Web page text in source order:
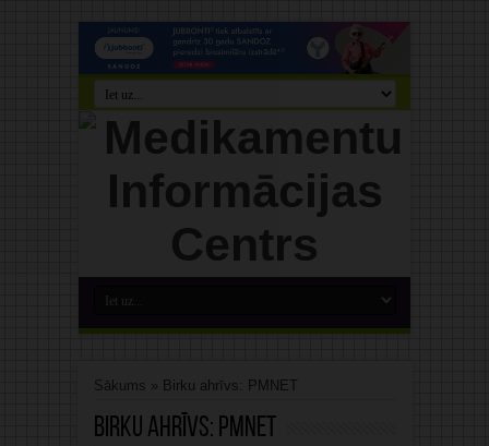
Sākums » Birku ahrīvs: PMNET
Birku ahrīvs: PMNET